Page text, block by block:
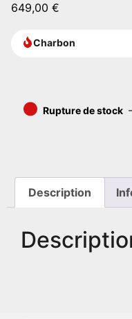
649,00 €
Charbon
• Rupture de stock
Description